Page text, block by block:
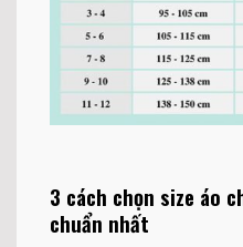
3 cách chọn size áo
chuẩn nhất